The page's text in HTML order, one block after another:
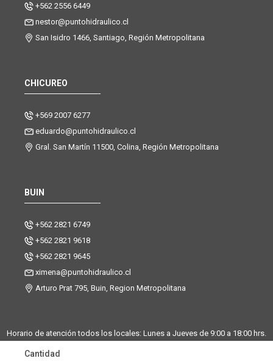
Cantidad
+562 2556 6449
nestor@puntohidraulico.cl
San Isidro 1466, Santiago, Región Metropolitana
CHICUREO
+569 2007 6277
eduardo@puntohidraulico.cl
Gral. San Martín 11500, Colina, Región Metropolitana
BUIN
+562 2821 6749
+562 2821 9618
+562 2821 9645
ximena@puntohidraulico.cl
Arturo Prat 795, Buin, Region Metropolitana
Horario de atención todos los locales: Lunes a Jueves de 9:00 a 18:00 hrs.
Desde octubre hasta febrero, trabajamos los sábados de 9:00 a 13:00